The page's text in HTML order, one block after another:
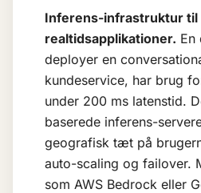
Inferens-infrastruktur til
realtidsapplikationer. En
deployer en
kundeservice, har brug
under 200 ms latenstid.
baserede inferens-
geografisk tæt på
auto-scaling og failover.
som AWS Bedrock eller